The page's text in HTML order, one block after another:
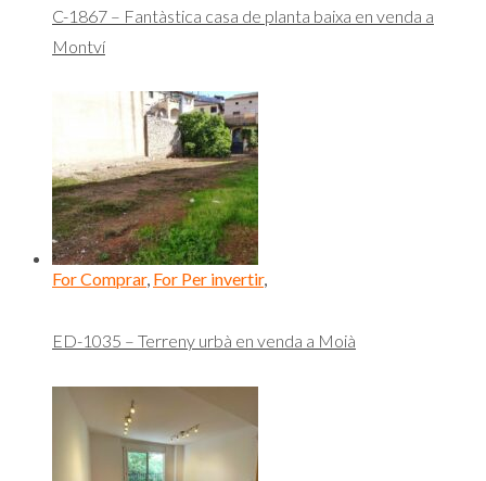
C-1867 – Fantàstica casa de planta baixa en venda a
Montví
For Comprar, For Per invertir,
ED-1035 – Terreny urbà en venda a Moià